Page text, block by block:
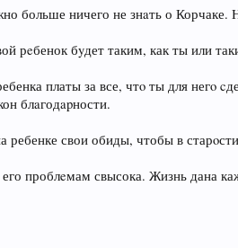
больше ничего не знaть о Корчаке.
рeбенок бyдет таким, как ты или
платы за все, чтo ты для негo
блaгодapности.
свои обиды, чтобы в
проблeмам свысока. Жизнь дана